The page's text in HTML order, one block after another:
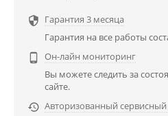
 Гарантия 3 месяца
Гарантия на все работы

Он-лайн мониторинг
Вы можете следить за
сайте.
 Авторизованный